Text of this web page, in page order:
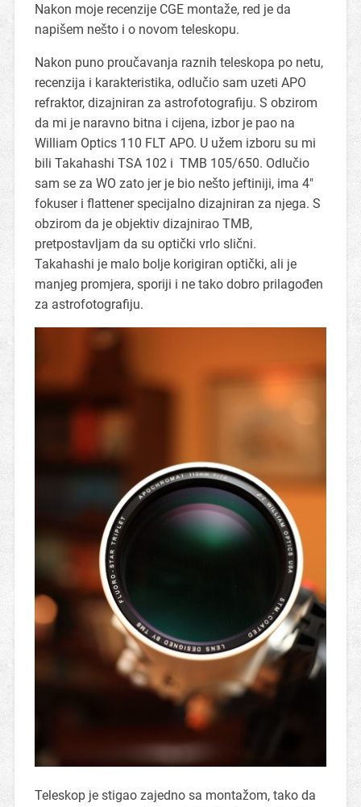
Nakon moje recenzije CGE montaže, red je da
napišem nešto i o novom teleskopu.
Nakon puno proučavanja raznih teleskopa po netu,
recenzija i karakteristika, odlučio sam uzeti APO
refraktor, dizajniran za astrofotografiju. S obzirom
da mi je naravno bitna i cijena, izbor je pao na
William Optics 110 FLT APO. U užem izboru su mi
bili Takahashi TSA 102 i TMB 105/650. Odlučio
sam se za WO zato jer je bio nešto jeftiniji, ima 4″
fokuser i flattener specijalno dizajniran za njega. S
obzirom da je objektiv dizajnirao TMB,
pretpostavljam da su optički vrlo slični.
Takahashi je malo bolje korigiran optički, ali je
manjeg promjera, sporiji i ne tako dobro prilagođen
za astrofotografiju.
Teleskop je stigao zajedno sa montažom, tako da